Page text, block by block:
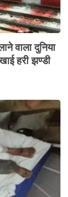
वाला दुनिया
हरी झण्डी